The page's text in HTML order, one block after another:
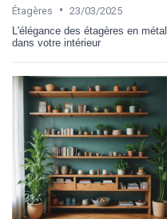
Étagères • 23/03/2025
L'élégance des étagères en métal
dans votre intérieur